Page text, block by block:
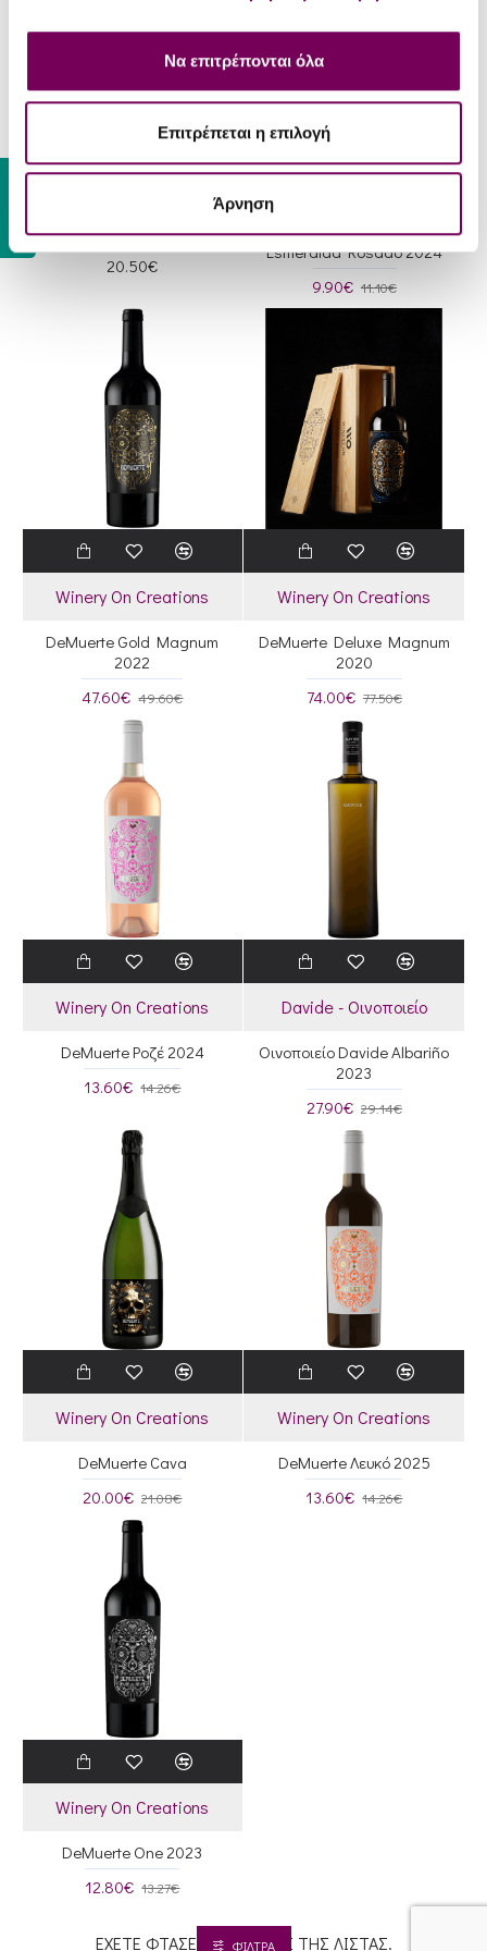
Να επιτρέπονται όλα
Επιτρέπεται η επιλογή
Άρνηση
DeMuerte Gold 2022
20.50€
Familia Torres Viña
Esmeralda Rosado 2024
9.90€ 11.10€
Winery On Creations
DeMuerte Gold Magnum
2022
47.60€ 49.60€
Winery On Creations
DeMuerte Deluxe Magnum
2020
74.00€ 77.50€
Winery On Creations
DeMuerte Ροζέ 2024
13.60€ 14.26€
Davide - Οινοποιείο
Οινοποιείο Davide Albariño
2023
27.90€ 29.14€
Winery On Creations
DeMuerte Cava
20.00€ 21.08€
Winery On Creations
DeMuerte Λευκό 2025
13.60€ 14.26€
Winery On Creations
DeMuerte One 2023
12.80€ 13.27€
ΕΧΕΤΕ ΦΤΑΣΕΙ ΣΤΟ ΤΕΛΟΣ ΤΗΣ ΛΙΣΤΑΣ.
ΦΊΛΤΡΑ